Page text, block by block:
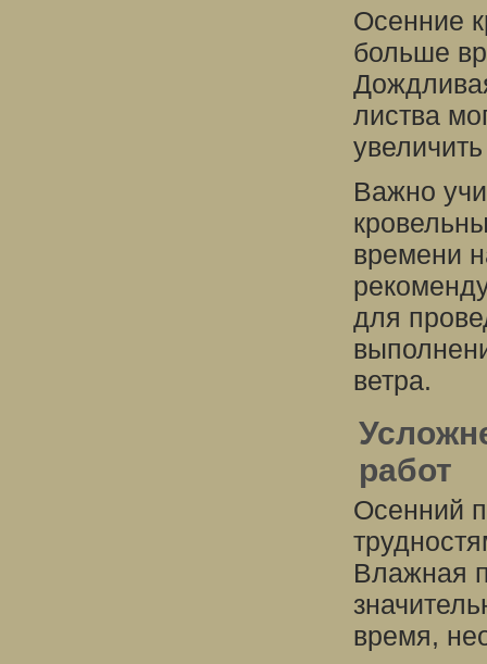
Осенние
больше
листва
Важно
времени
для
ветра.
работ
Осенний
Влажная
время,